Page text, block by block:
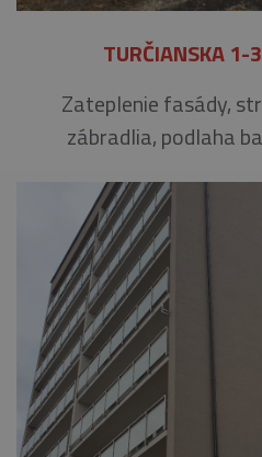
TURČIANSKA 1-
Zateplenie fasády,
zábradlia, podlaha